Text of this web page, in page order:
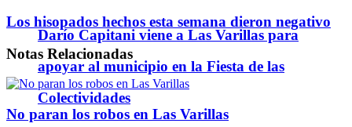
Darío Capitani viene a Las Varillas para
apoyar al municipio en la Fiesta de las
Colectividades
Los hisopados hechos esta semana dieron negativo
Notas Relacionadas
No paran los robos en Las Varillas